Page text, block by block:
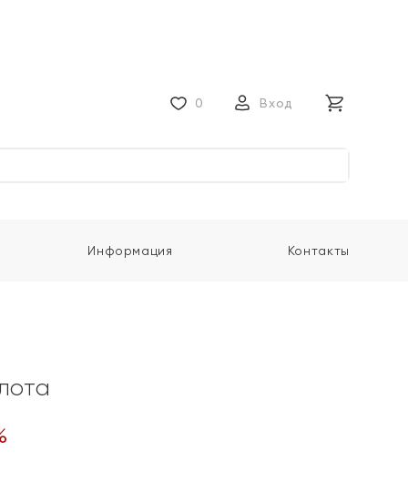
0 Вход
Информация Контакты